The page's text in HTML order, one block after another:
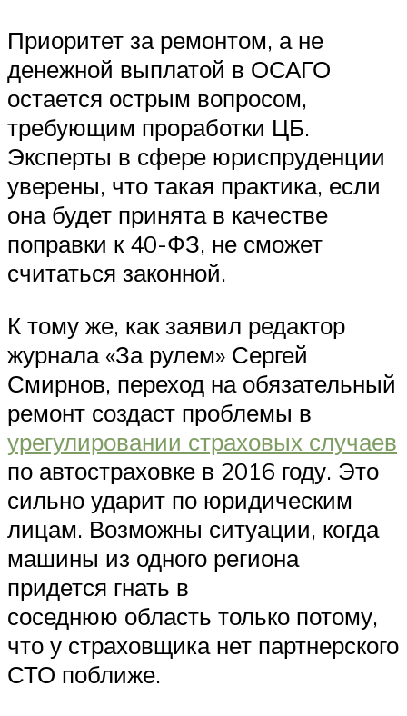
Приоритет за ремонтом, а не
денежной выплатой в ОСАГО
остается острым вопросом,
требующим проработки ЦБ.
Эксперты в сфере юриспруденции
уверены, что такая практика, если
она будет принята в качестве
поправки к 40-ФЗ, не сможет
считаться законной.
К тому же, как заявил редактор
журнала «За рулем» Сергей
Смирнов, переход на обязательный
ремонт создаст проблемы в
урегулировании страховых случаев
по автостраховке в 2016 году. Это
сильно ударит по юридическим
лицам. Возможны ситуации, когда
машины из одного региона
придется гнать в
соседнюю область только потому,
что у страховщика нет партнерского
СТО поближе.